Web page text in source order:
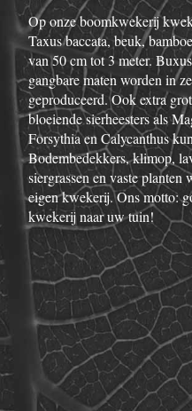
Op onze boomkwekerij
Taxus baccata, beuk,
van 50 cm tot 3 meter.
gangbare maten worden in
geproduceerd. Ook extra
bloeiende sierheesters als
Forsythia en Calycanthus
Bodembedekkers, klimop,
siergrassen en vaste
eigen kwekerij. Ons motto:
kwekerij naar uw tuin!